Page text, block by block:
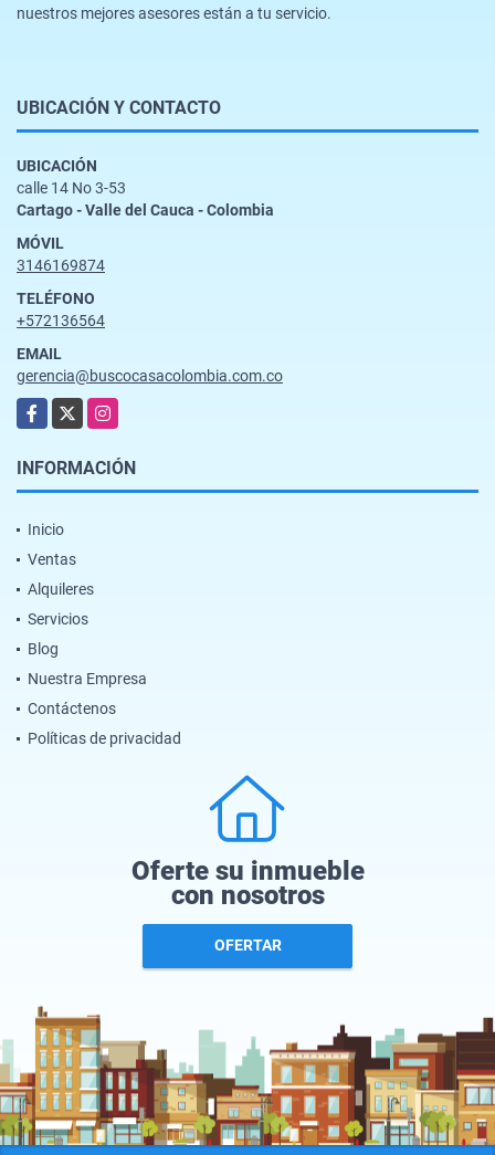
nuestros mejores asesores están a tu servicio.
UBICACIÓN Y CONTACTO
UBICACIÓN
calle 14 No 3-53
Cartago - Valle del Cauca - Colombia
MÓVIL
3146169874
TELÉFONO
+572136564
EMAIL
gerencia@buscocasacolombia.com.co
Facebook
X Instagram
INFORMACIÓN
Inicio
Ventas
Alquileres
Servicios
Blog
Nuestra Empresa
Contáctenos
Políticas de privacidad
Oferte su inmueble
con nosotros
OFERTAR